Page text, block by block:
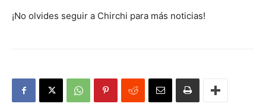
¡No olvides seguir a Chirchi para más noticias!